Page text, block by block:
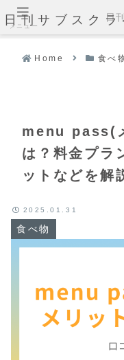
日刊サブスク
Home 食べ
menu pass(
は？料金プラ
ットなどを解
食べ物
2025.01.31
メニュー
日